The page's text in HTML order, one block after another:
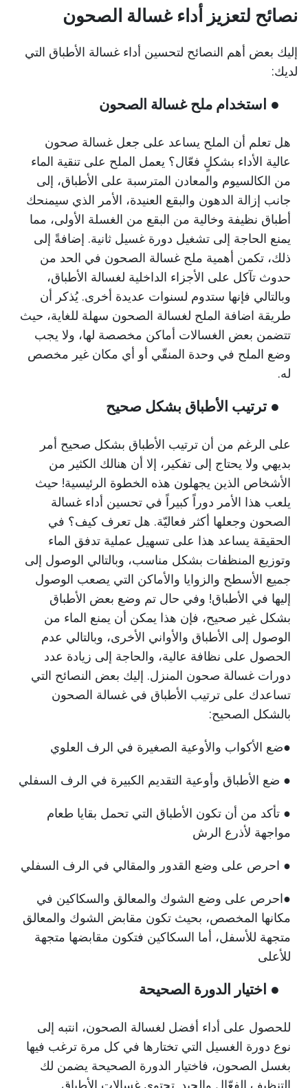
نصائح لتعزيز أداء غسالة الصحون
إليك بعض أهم النصائح لتحسين أداء غسالة الأطباق التي
لديك:
● استخدام ملح غسالة الصحون
هل تعلم أن الملح يساعد على جعل غسالة صحون
عالية الأداء بشكلٍ فعّال؟ يعمل الملح على تنقية الماء
من الكالسيوم والمعادن المترسبة على الأطباق، إلى
جانب إزالة الدهون والبقع العنيدة، الأمر الذي سيمنحك
أطباق نظيفة وخالية من البقع من الغسلة الأولى، مما
يمنع الحاجة إلى تشغيل دورة غسيل ثانية. إضافةً إلى
ذلك، تكمن أهمية ملح غسالة الصحون في الحد من
حدوث تآكل على الأجزاء الداخلية لغسالة الأطباق،
وبالتالي فإنها ستدوم لسنوات عديدة أخرى. يُذكر أن
طريقة اضافة الملح لغسالة الصحون سهلة للغاية، حيث
تتضمن بعض الغسالات أماكن مخصصة لها، ولا يجب
وضع الملح في وحدة المنقّي أو أي مكان غير مخصص
له.
● ترتيب الأطباق بشكل صحيح
على الرغم من أن ترتيب الأطباق بشكل صحيح أمر
بديهي ولا يحتاج إلى تفكير، إلا أن هنالك الكثير من
الأشخاص الذين يجهلون هذه الخطوة الرئيسية! حيث
يلعب هذا الأمر دوراً كبيراً في تحسين أداء غسالة
الصحون وجعلها أكثر فعاليّة. هل تعرف كيف؟ في
الحقيقة يساعد هذا على تسهيل عملية تدفق الماء
وتوزيع المنظفات بشكل مناسب، وبالتالي الوصول إلى
جميع الأسطح والزوايا والأماكن التي يصعب الوصول
إليها في الأطباق! وفي حال تم وضع بعض الأطباق
بشكل غير صحيح، فإن هذا يمكن أن يمنع الماء من
الوصول إلى الأطباق والأواني الأخرى، وبالتالي عدم
الحصول على نظافة عالية، والحاجة إلى زيادة عدد
دورات غسالة صحون المنزل. إليك بعض النصائح التي
تساعدك على ترتيب الأطباق في غسالة الصحون
بالشكل الصحيح:
●ضع الأكواب والأوعية الصغيرة في الرف العلوي
● ضع الأطباق وأوعية التقديم الكبيرة في الرف السفلي
● تأكد من أن تكون الأطباق التي تحمل بقايا طعام
مواجهة لأذرع الرش
● احرص على وضع القدور والمقالي في الرف السفلي
●احرص على وضع الشوك والمعالق والسكاكين في
مكانها المخصص، بحيث تكون مقابض الشوك والمعالق
متجهة للأسفل، أما السكاكين فتكون مقابضها متجهة
للأعلى
● اختيار الدورة الصحيحة
للحصول على أداء أفضل لغسالة الصحون، انتبه إلى
نوع دورة الغسيل التي تختارها في كل مرة ترغب فيها
بغسل الصحون، فاختيار الدورة الصحيحة يضمن لك
التنظيف الفعّال والجيد. تحتوي غسالات الأطباق